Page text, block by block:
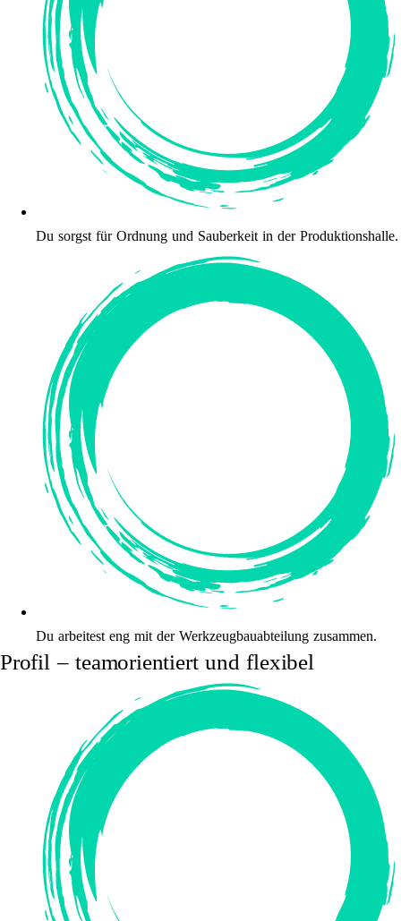
Du sorgst für Ordnung und Sauberkeit in der Produktionshalle.
Du arbeitest eng mit der Werkzeugbauabteilung zusammen.
Profil – teamorientiert und flexibel